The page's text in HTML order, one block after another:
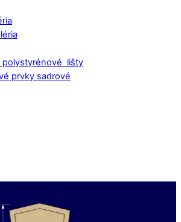
polystyrénové lišty
prvky sadrové